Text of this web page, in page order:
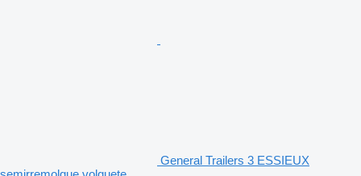
General Trailers 3 ESSIEUX